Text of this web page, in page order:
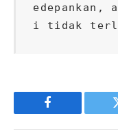
i tidak
Facebook